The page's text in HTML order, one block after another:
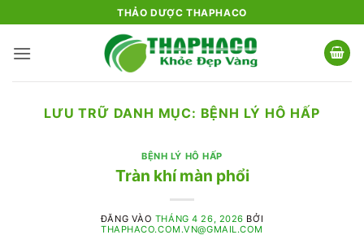
qua
nội
THẢO DƯỢC THAPHACO
LƯU TRỮ DANH MỤC: BỆNH LÝ HÔ HẤP
BỆNH LÝ HÔ HẤP
Tràn khí màn phổi
ĐĂNG VÀO THÁNG 4 26, 2026 BỞI
THAPHACO.COM.VN@GMAIL.COM